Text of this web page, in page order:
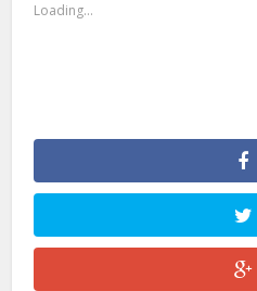
Loading...